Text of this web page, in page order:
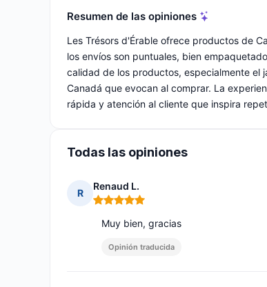
Resumen de las opiniones
Les Trésors d'Érable ofrece productos de
los envíos son puntuales, bien
calidad de los productos, especialmente el
Canadá que evocan al comprar. La
rápida y atención al cliente que inspira
Todas las opiniones
R
Renaud L.
Nota: 5 de 5
Muy bien, gracias
Opinión traducida